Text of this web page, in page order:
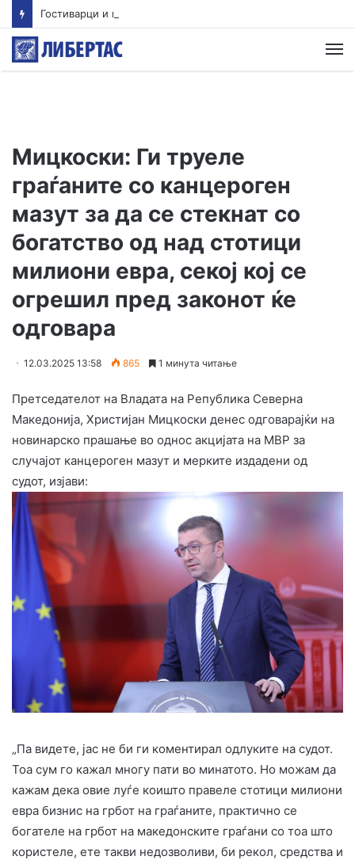
Гостиварци и натаму без пивка вода
Мицкоски: Ги труеле
граѓаните со канцероген
мазут за да се стекнат со
богатство од над стотици
милиони евра, секој кој се
огрешил пред законот ќе
одговара
12.03.2025 13:58 865 1 минута читање
Претседателот на Владата на Република Северна
Македонија, Христијан Мицкоски денес одговарајќи на
новинарско прашање во однос акцијата на МВР за
случајот канцероген мазут и мерките издадени од
судот, изјави:
„Па видете, јас не би ги коментирал одлуките на судот.
Тоа сум го кажал многу пати во минатото. Но можам да
кажам дека овие луѓе коишто правеле стотици милиони
евра бизнис на грбот на граѓаните, практично се
богателе на грбот на македонските граѓани со тоа што
користеле, ете такви недозволиви, би рекол, средства и